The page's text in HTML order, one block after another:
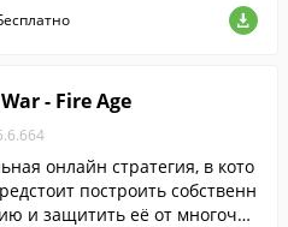
- Fire Age
онлайн стратегия, в кото
построить собственн
и защитить её от многочис